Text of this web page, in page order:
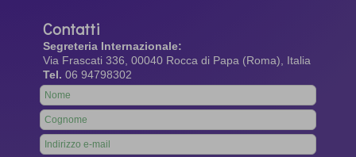
Contatti
Segreteria Internazionale:
Via Frascati 336, 00040 Rocca di Papa (Roma), Italia
Tel. 06 94798302
Leave
this
field
blank